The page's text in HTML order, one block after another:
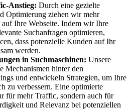
Anstieg: Durch eine gezielte
Optimierung ziehen wir mehr
Ihre Webseite. Indem wir Ihre
Suchanfragen optimieren,
dass potenzielle Kunden auf Ihr
werden.
in Suchmaschinen: Unsere
Mechanismen hinter den
und entwickeln Strategien, um Ihre
zu verbessern. Eine optimierte
für mehr Traffic, sondern auch für
und Relevanz bei potenziellen